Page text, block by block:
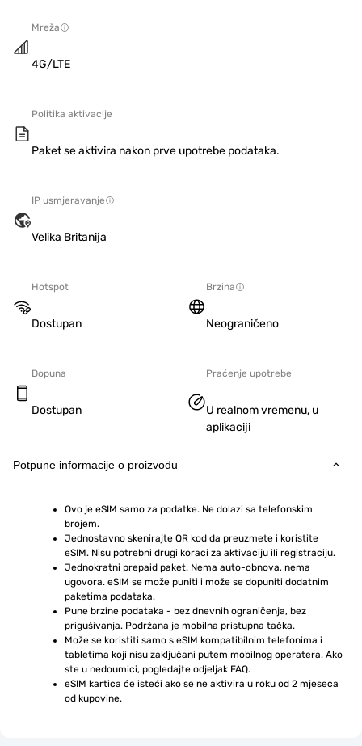
Mreža
4G/LTE
Politika aktivacije
Paket se aktivira nakon prve upotrebe podataka.
IP usmjeravanje
Velika Britanija
Hotspot
Dostupan
Brzina
Neograničeno
Dopuna
Dostupan
Praćenje upotrebe
U realnom vremenu, u
aplikaciji
Potpune informacije o proizvodu
Ovo je eSIM samo za podatke. Ne dolazi sa telefonskim
brojem.
Jednostavno skenirajte QR kod da preuzmete i koristite
eSIM. Nisu potrebni drugi koraci za aktivaciju ili registraciju.
Jednokratni prepaid paket. Nema auto-obnova, nema
ugovora. eSIM se može puniti i može se dopuniti dodatnim
paketima podataka.
Pune brzine podataka - bez dnevnih ograničenja, bez
prigušivanja. Podržana je mobilna pristupna tačka.
Može se koristiti samo s eSIM kompatibilnim telefonima i
tabletima koji nisu zaključani putem mobilnog operatera. Ako
ste u nedoumici, pogledajte odjeljak FAQ.
eSIM kartica će isteći ako se ne aktivira u roku od 2 mjeseca
od kupovine.